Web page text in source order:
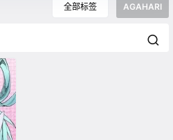
全部标签 AGAHARI